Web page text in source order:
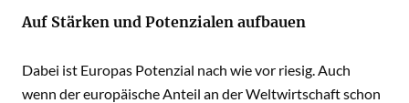
Auf Stärken und Potenzialen aufbauen
Dabei ist Europas Potenzial nach wie vor riesig. Auch
wenn der europäische Anteil an der Weltwirtschaft schon